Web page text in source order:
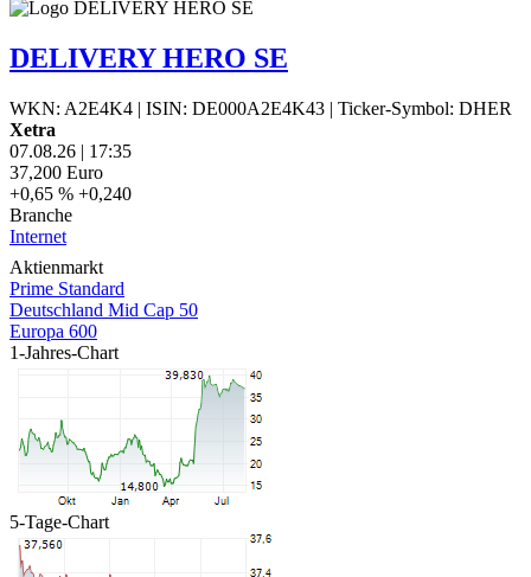
DELIVERY HERO SE
WKN: A2E4K4 | ISIN: DE000A2E4K43 | Ticker-Symbol: DHER
Xetra
07.08.26 | 17:35
37,200 Euro
+0,65 % +0,240
Branche
Internet
Aktienmarkt
Prime Standard
Deutschland Mid Cap 50
Europa 600
1-Jahres-Chart
5-Tage-Chart